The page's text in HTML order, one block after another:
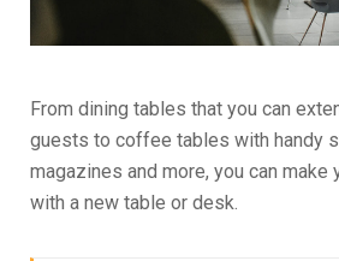
From dining tables that you can
guests to coffee tables with handy
magazines and more, you can
with a new table or desk.